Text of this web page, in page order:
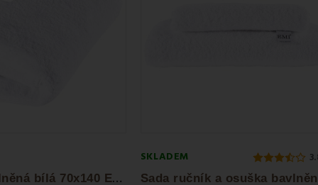
O
suška bavlněná bílá 70x140 EMI
SKLADEM